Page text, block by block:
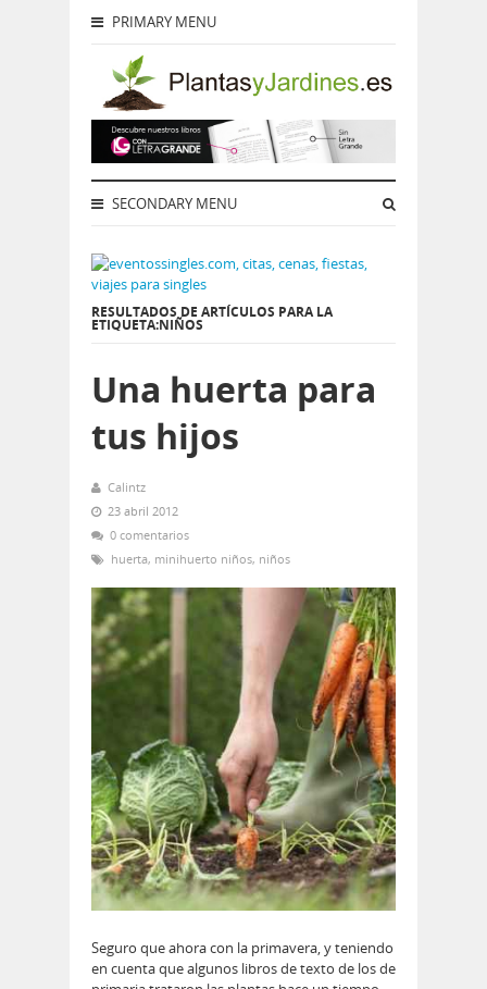
PRIMARY MENU
SECONDARY MENU
RESULTADOS DE ARTÍCULOS PARA LA
ETIQUETA:NIÑOS
Una huerta para
tus hijos
Calintz
23 abril 2012
0 comentarios
huerta, minihuerto niños, niños
Seguro que ahora con la primavera, y teniendo
en cuenta que algunos libros de texto de los de